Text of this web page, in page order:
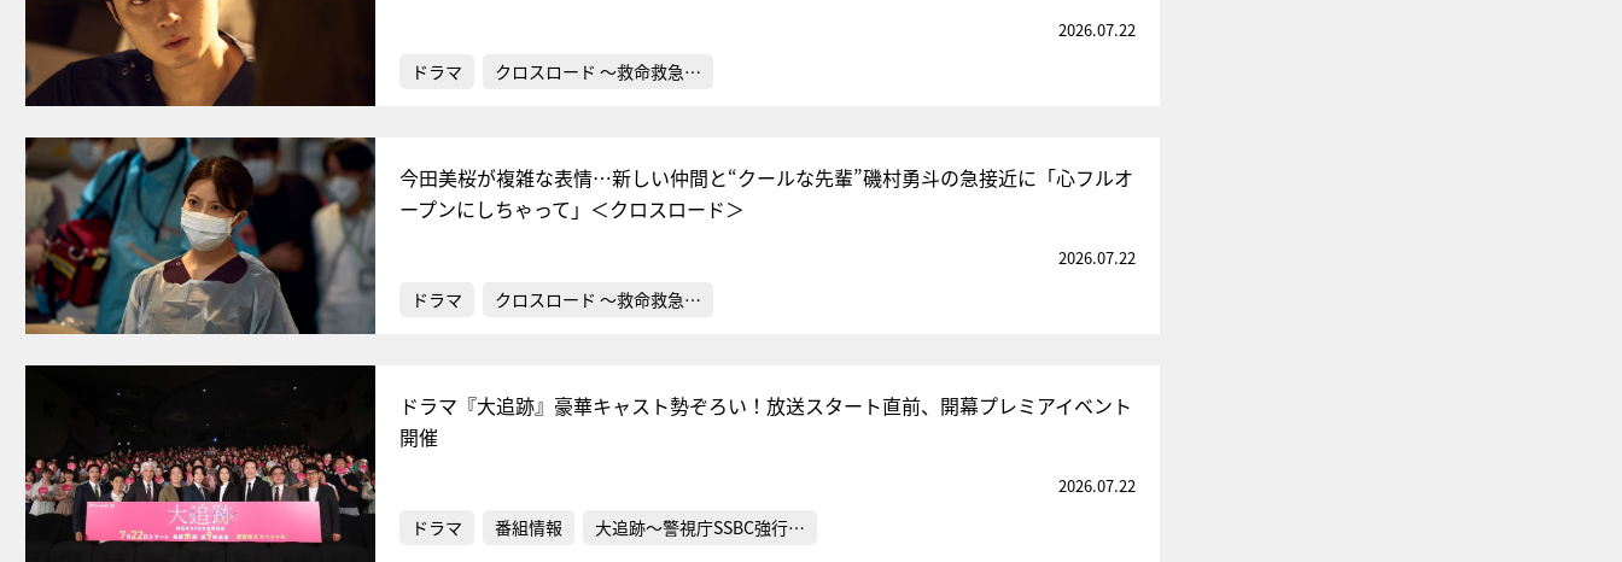
2026.07.22
ドラマ クロスロード ～救命救急…
今田美桜が複雑な表情…新しい仲間と“クールな先輩”磯村勇斗の急接近に「心フルオ
ープンにしちゃって」＜クロスロード＞
2026.07.22
ドラマ クロスロード ～救命救急…
ドラマ『大追跡』豪華キャスト勢ぞろい！放送スタート直前、開幕プレミアイベント
開催
2026.07.22
ドラマ 番組情報 大追跡～警視庁SSBC強行…